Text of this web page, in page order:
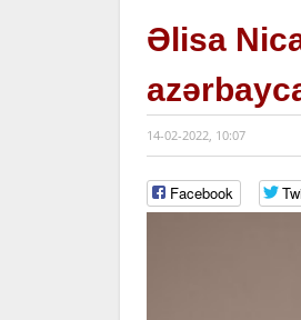
Əlisa
14-02-2022, 10:07
Facebook